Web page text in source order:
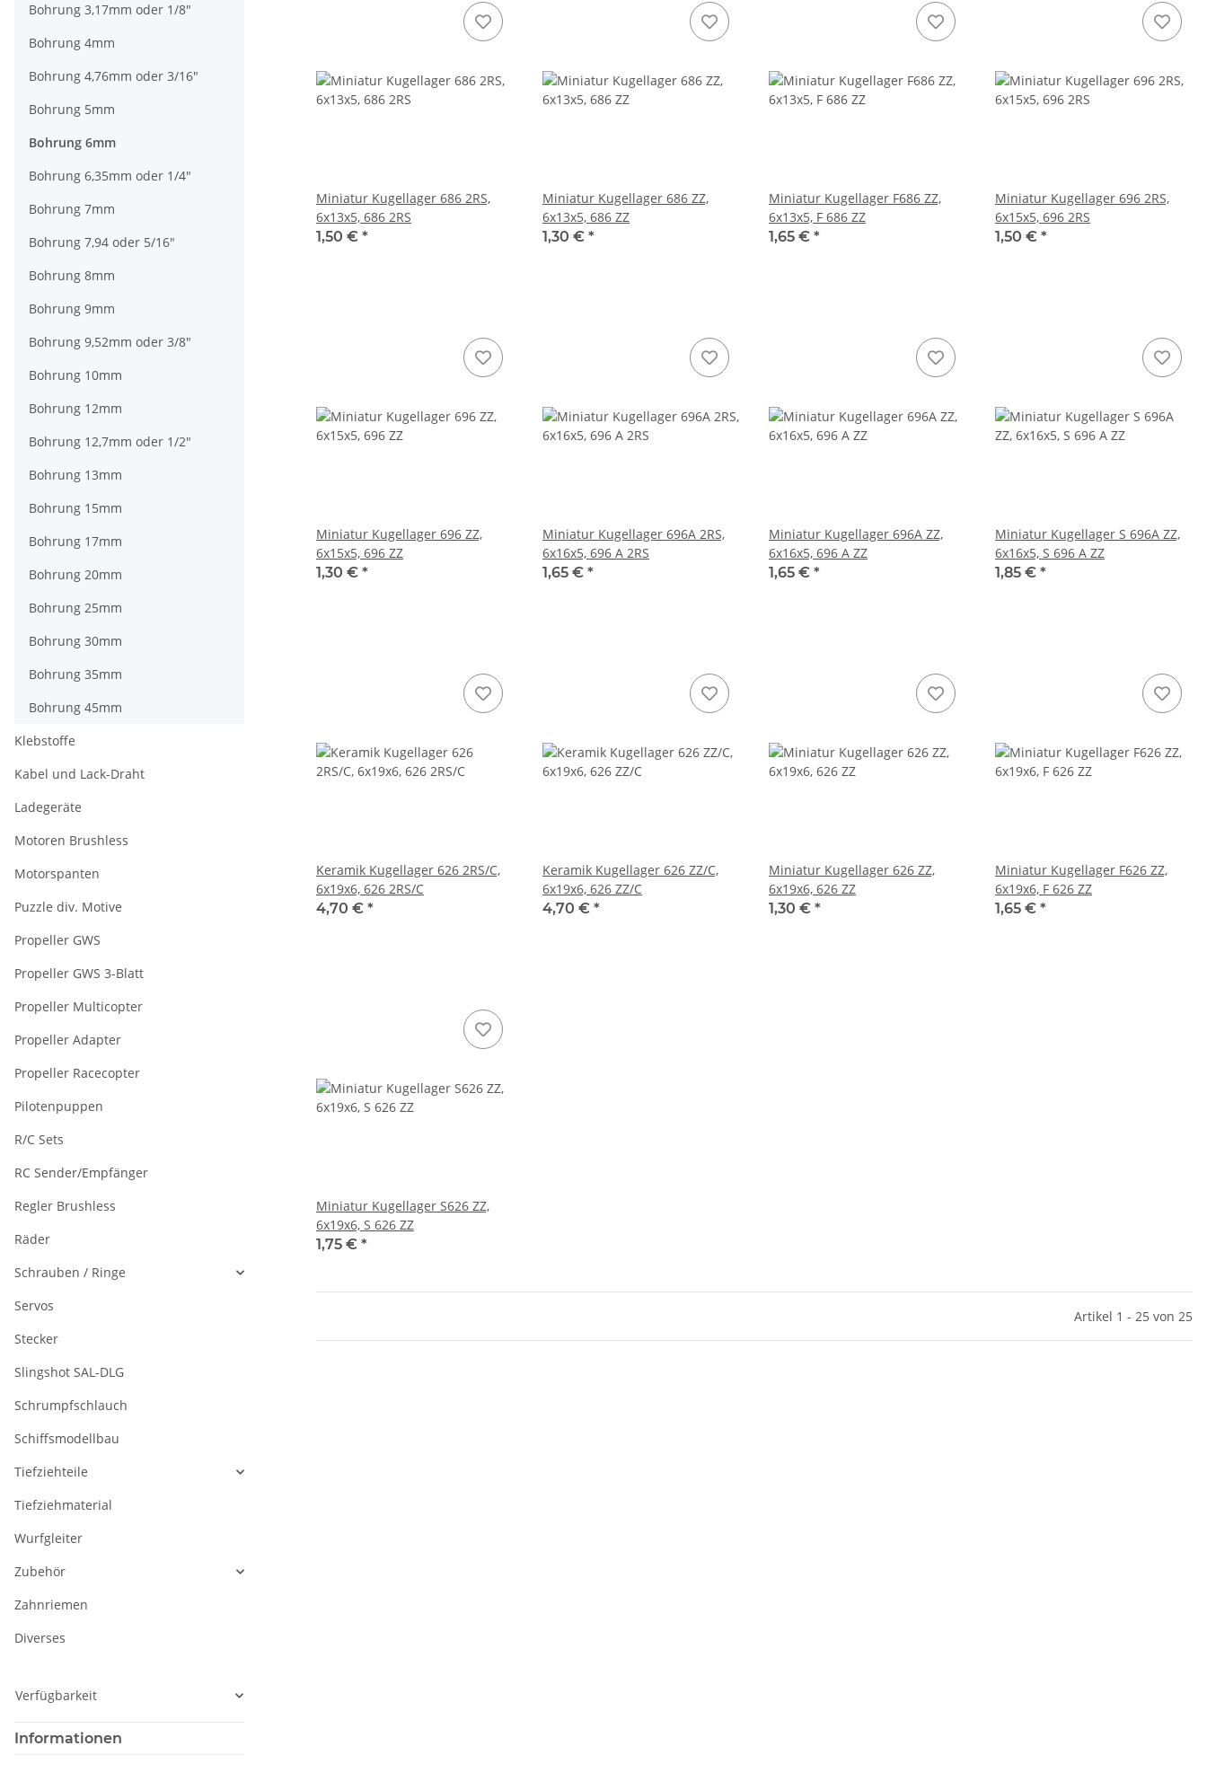
Miniatur Kugellager 686 2RS,
6x13x5, 686 2RS
1,50 € *
Miniatur Kugellager 686 ZZ,
6x13x5, 686 ZZ
1,30 € *
Miniatur Kugellager F686 ZZ,
6x13x5, F 686 ZZ
1,65 € *
Miniatur Kugellager 696 2RS,
6x15x5, 696 2RS
1,50 € *
Miniatur Kugellager 696 ZZ,
6x15x5, 696 ZZ
1,30 € *
Miniatur Kugellager 696A 2RS,
6x16x5, 696 A 2RS
1,65 € *
Miniatur Kugellager 696A ZZ,
6x16x5, 696 A ZZ
1,65 € *
Miniatur Kugellager S 696A ZZ,
6x16x5, S 696 A ZZ
1,85 € *
Keramik Kugellager 626 2RS/C,
6x19x6, 626 2RS/C
4,70 € *
Keramik Kugellager 626 ZZ/C,
6x19x6, 626 ZZ/C
4,70 € *
Miniatur Kugellager 626 ZZ,
6x19x6, 626 ZZ
1,30 € *
Miniatur Kugellager F626 ZZ,
6x19x6, F 626 ZZ
1,65 € *
Miniatur Kugellager S626 ZZ,
6x19x6, S 626 ZZ
1,75 € *
Artikel 1 - 25 von 25
Bohrung 3,17mm oder 1/8"
Bohrung 4mm
Bohrung 4,76mm oder 3/16"
Bohrung 5mm
Bohrung 6mm
Bohrung 6,35mm oder 1/4"
Bohrung 7mm
Bohrung 7,94 oder 5/16"
Bohrung 8mm
Bohrung 9mm
Bohrung 9,52mm oder 3/8"
Bohrung 10mm
Bohrung 12mm
Bohrung 12,7mm oder 1/2"
Bohrung 13mm
Bohrung 15mm
Bohrung 17mm
Bohrung 20mm
Bohrung 25mm
Bohrung 30mm
Bohrung 35mm
Bohrung 45mm
Klebstoffe
Kabel und Lack-Draht
Ladegeräte
Motoren Brushless
Motorspanten
Puzzle div. Motive
Propeller GWS
Propeller GWS 3-Blatt
Propeller Multicopter
Propeller Adapter
Propeller Racecopter
Pilotenpuppen
R/C Sets
RC Sender/Empfänger
Regler Brushless
Räder
Schrauben / Ringe
Servos
Stecker
Slingshot SAL-DLG
Schrumpfschlauch
Schiffsmodellbau
Tiefziehteile
Tiefziehmaterial
Wurfgleiter
Zubehör
Zahnriemen
Diverses
Verfügbarkeit
Informationen